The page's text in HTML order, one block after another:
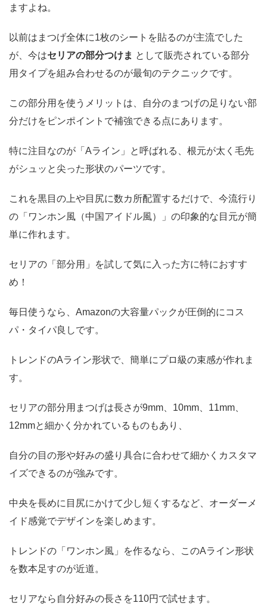
ますよね。
以前はまつげ全体に1枚のシートを貼るのが主流でした
が、今はセリアの部分つけま として販売されている部分
用タイプを組み合わせるのが最旬のテクニックです。
この部分用を使うメリットは、自分のまつげの足りない部
分だけをピンポイントで補強できる点にあります。
特に注目なのが「Aライン」と呼ばれる、根元が太く毛先
がシュッと尖った形状のパーツです。
これを黒目の上や目尻に数カ所配置するだけで、今流行り
の「ワンホン風（中国アイドル風）」の印象的な目元が簡
単に作れます。
セリアの「部分用」を試して気に入った方に特におすす
め！
毎日使うなら、Amazonの大容量パックが圧倒的にコス
パ・タイパ良しです。
トレンドのAライン形状で、簡単にプロ級の束感が作れま
す。
セリアの部分用まつげは長さが9mm、10mm、11mm、
12mmと細かく分かれているものもあり、
自分の目の形や好みの盛り具合に合わせて細かくカスタマ
イズできるのが強みです。
中央を長めに目尻にかけて少し短くするなど、オーダーメ
イド感覚でデザインを楽しめます。
トレンドの「ワンホン風」を作るなら、このAライン形状
を数本足すのが近道。
セリアなら自分好みの長さを110円で試せます。